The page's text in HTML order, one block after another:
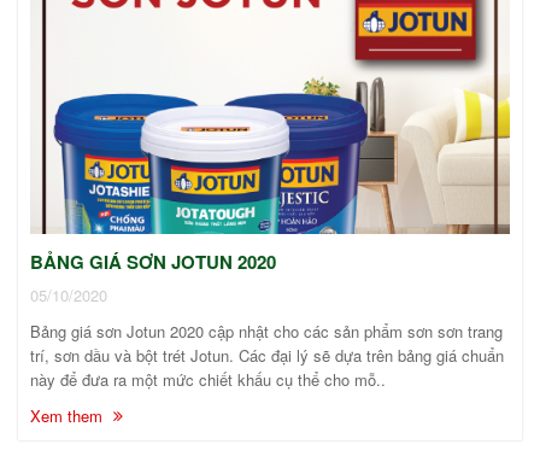
BẢNG GIÁ SƠN JOTUN 2020
05/10/2020
Bảng giá sơn Jotun 2020 cập nhật cho các sản phẩm sơn sơn trang
trí, sơn dầu và bột trét Jotun. Các đại lý sẽ dựa trên bảng giá chuẩn
này để đưa ra một mức chiết khấu cụ thể cho mỗ..
Xem them